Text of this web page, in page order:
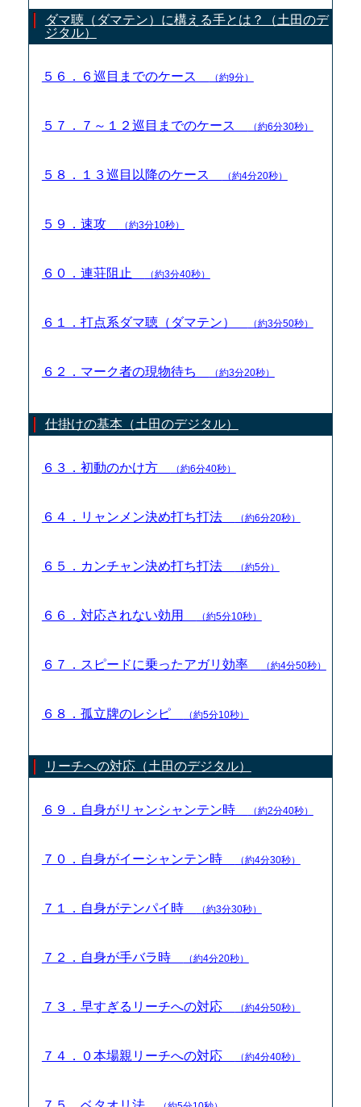
ダマ聴（ダマテン）に構える手とは？（土田のデ
ジタル）
５６．６巡目までのケース （約9分）
５７．７～１２巡目までのケース （約6分30秒）
５８．１３巡目以降のケース （約4分20秒）
５９．速攻 （約3分10秒）
６０．連荘阻止 （約3分40秒）
６１．打点系ダマ聴（ダマテン） （約3分50秒）
６２．マーク者の現物待ち （約3分20秒）
仕掛けの基本（土田のデジタル）
６３．初動のかけ方 （約6分40秒）
６４．リャンメン決め打ち打法 （約6分20秒）
６５．カンチャン決め打ち打法 （約5分）
６６．対応されない効用 （約5分10秒）
６７．スピードに乗ったアガリ効率 （約4分50秒）
６８．孤立牌のレシピ （約5分10秒）
リーチへの対応（土田のデジタル）
６９．自身がリャンシャンテン時 （約2分40秒）
７０．自身がイーシャンテン時 （約4分30秒）
７１．自身がテンパイ時 （約3分30秒）
７２．自身が手バラ時 （約4分20秒）
７３．早すぎるリーチへの対応 （約4分50秒）
７４．０本場親リーチへの対応 （約4分40秒）